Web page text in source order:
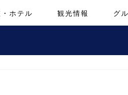
ホテル 観光情報 グ